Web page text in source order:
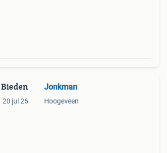
Bieden
20 jul 26
Jonkman
Hoogeveen